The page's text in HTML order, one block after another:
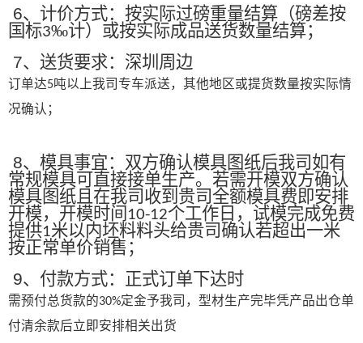
6、计价方式：按实际过磅重量结算（磅差按
国标3‰计）或按实际成品送货数量结算；
7、送货要求：深圳周边
订单达5吨以上我司专车派送，其他地区或提货数量按实际情
况确认；
8、模具事宜：双方确认模具图纸后我司如有
常规模具可直接接单生产。若需开模双方确认
模具图纸且在我司收到贵司全额模具费即安排
开模，开模时间 10-12个工作日，试模完成免费
提供1米以内坯料料头给贵司确认若超出一米
按正常单价销售；
9、付款方式：正式订单下达时
需预付总货款的30%定金予我司，型材生产完毕凭产品出仓单
付清余款后立即安排相关出货